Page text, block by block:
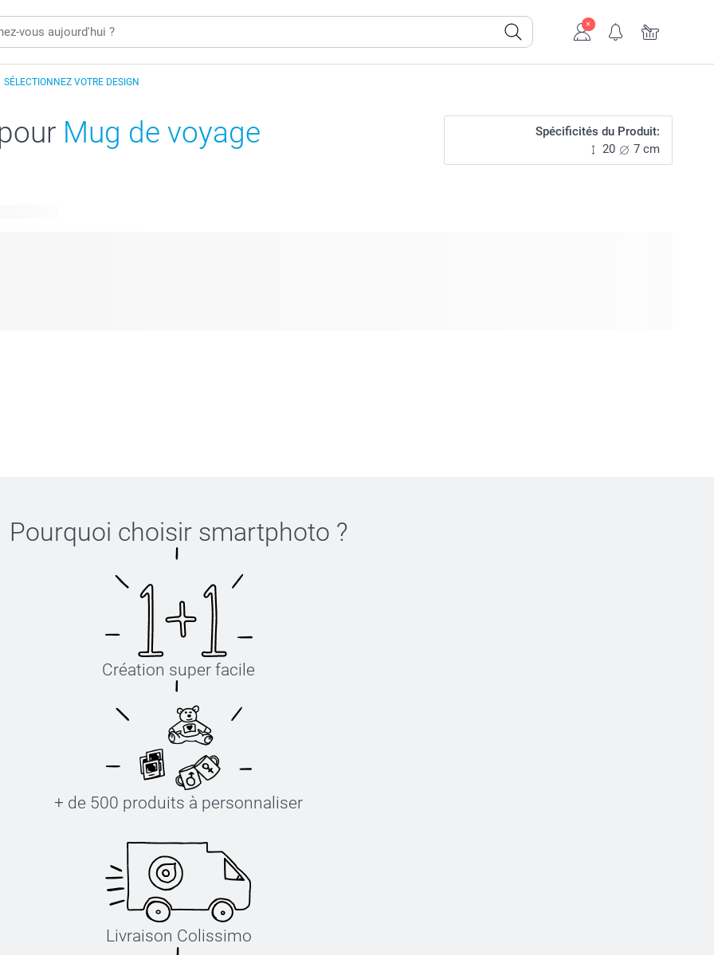
SÉLECTIONNEZ VOTRE DESIGN
Mug de voyage
Spécificités du Produit:
20
7 cm
Pourquoi choisir smartphoto ?
Création super facile
+ de 500 produits à personnaliser
Livraison Colissimo